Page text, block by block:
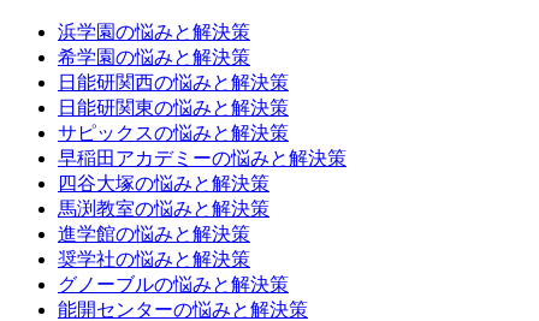
浜学園の悩みと解決策
希学園の悩みと解決策
日能研関西の悩みと解決策
日能研関東の悩みと解決策
サピックスの悩みと解決策
早稲田アカデミーの悩みと解決策
四谷大塚の悩みと解決策
馬渕教室の悩みと解決策
進学館の悩みと解決策
奨学社の悩みと解決策
グノーブルの悩みと解決策
能開センターの悩みと解決策